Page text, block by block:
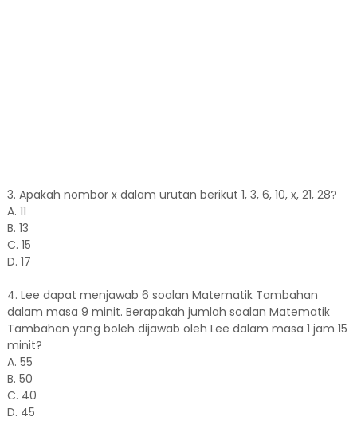
3. Apakah nombor x dalam urutan berikut 1, 3, 6, 10, x, 21, 28?
A. 11
B. 13
C. 15
D. 17
4. Lee dapat menjawab 6 soalan Matematik Tambahan
dalam masa 9 minit. Berapakah jumlah soalan Matematik
Tambahan yang boleh dijawab oleh Lee dalam masa 1 jam 15
minit?
A. 55
B. 50
C. 40
D. 45